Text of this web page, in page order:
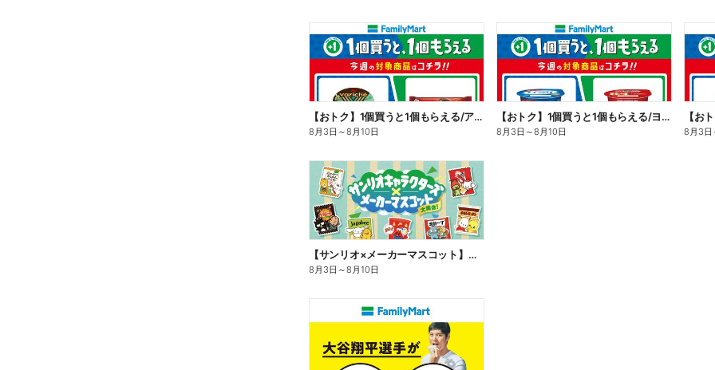
【おトク】1個買うと1個もらえる/アイス
8月3日 ～8月10日
【おトク】1個買うと1個もらえる/ヨーグルト
8月3日 ～8月10日
【お
8月3日
【サンリオ×メーカーマスコット】オリジナルグッズ貰える!
8月3日 ～8月10日